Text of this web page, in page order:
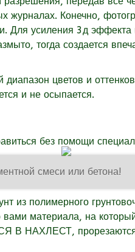
журналах. Конечно,
Для усиления 3д эффекта
тогда создается
цветов и
и не осыпается.
без помощи
смеси или бетона!
из полимерного
материала, на
В НАХЛЕСТ,